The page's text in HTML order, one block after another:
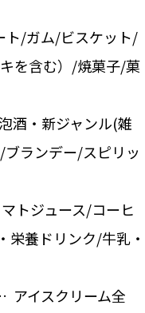
/ガム/ビスケット/
を含む）/焼菓子/菓
・新ジャンル(雑
ランデー/スピリッ
トジュース/コーヒ
栄養ドリンク/牛乳・
アイスクリーム全